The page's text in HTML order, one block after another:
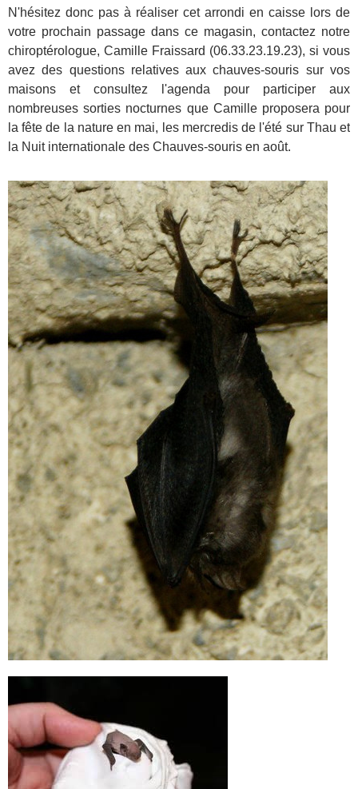
N'hésitez donc pas à réaliser cet arrondi en caisse lors de
votre prochain passage dans ce magasin, contactez notre
chiroptérologue, Camille Fraissard (06.33.23.19.23), si vous
avez des questions relatives aux chauves-souris sur vos
maisons et consultez l'agenda pour participer aux
nombreuses sorties nocturnes que Camille proposera pour
la fête de la nature en mai, les mercredis de l'été sur Thau et
la Nuit internationale des Chauves-souris en août.